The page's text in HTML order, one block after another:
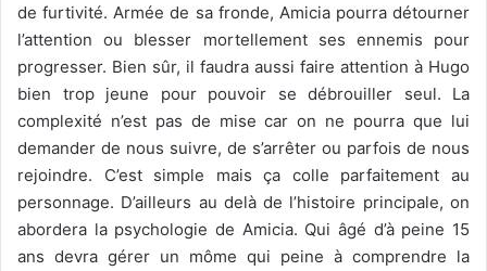
de furtivité. Armée de sa fronde, Amicia pourra détourner
l’attention ou blesser mortellement ses ennemis pour
progresser. Bien sûr, il faudra aussi faire attention à Hugo
bien trop jeune pour pouvoir se débrouiller seul. La
complexité n’est pas de mise car on ne pourra que lui
demander de nous suivre, de s’arrêter ou parfois de nous
rejoindre. C’est simple mais ça colle parfaitement au
personnage. D’ailleurs au delà de l’histoire principale, on
abordera la psychologie de Amicia. Qui âgé d’à peine 15
ans devra gérer un môme qui peine à comprendre la